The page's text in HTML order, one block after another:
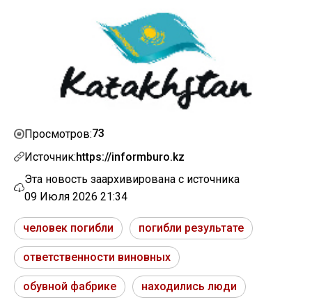
Просмотров:73
Источник:https://informburo.kz
Эта новость заархивирована с источника
09 Июля 2026 21:34
человек погибли погибли результате
ответственности виновных
обувной фабрике находились люди